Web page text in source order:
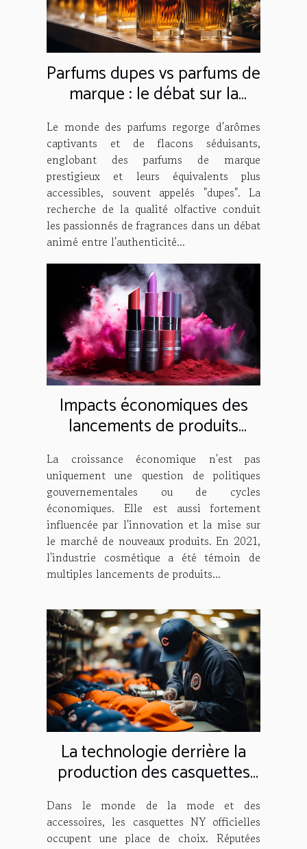
Parfums dupes vs parfums de
marque : le débat sur la
qualité
Le monde des parfums regorge d'arômes
captivants et de flacons séduisants,
englobant des parfums de marque
prestigieux et leurs équivalents plus
accessibles, souvent appelés "dupes". La
recherche de la qualité olfactive conduit
les passionnés de fragrances dans un débat
animé entre l'authenticité...
Impacts économiques des
lancements de produits
Maybelline en 2021
La croissance économique n'est pas
uniquement une question de politiques
gouvernementales ou de cycles
économiques. Elle est aussi fortement
influencée par l'innovation et la mise sur
le marché de nouveaux produits. En 2021,
l'industrie cosmétique a été témoin de
multiples lancements de produits...
La technologie derrière la
production des casquettes
NY officielles
Dans le monde de la mode et des
accessoires, les casquettes NY officielles
occupent une place de choix. Réputées